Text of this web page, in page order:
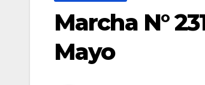
Marcha N°
Mayo